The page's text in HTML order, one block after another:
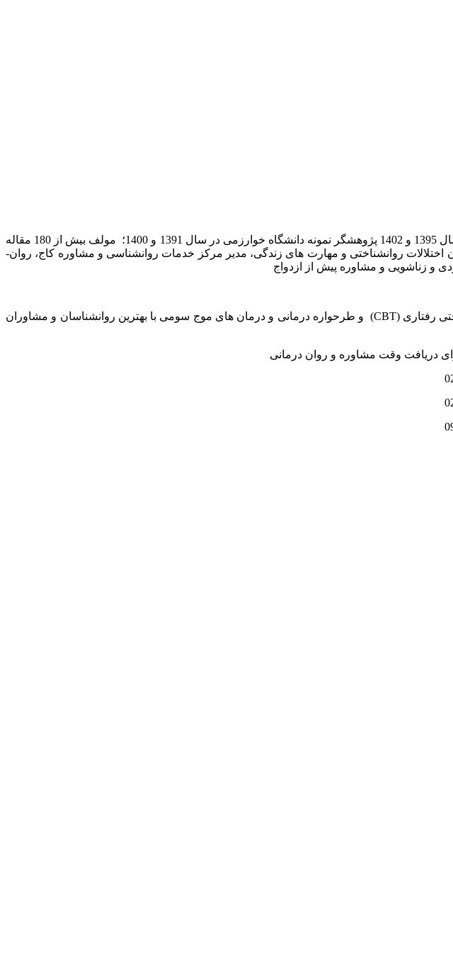
، استاد تمام روانشناسی بالینی دانشگاه خوارزمی، استاد نمونه دانشگاه خوارزمی در سال 1395 و 1402 پژوهشگر نمونه دانشگاه خوارزمی در سال 1391 و 1400؛ مولف بیش از 180 مقاله
تشخیص و درمان اختلالات روانشناختی و مهارت های زندگی، مدیر مرکز خدمات روانشناسی و مشاوره کاج، روان­
مرکز خدمات روانشناسی و مشاور کاج تخصصی‏ ترین مرکز روان درمانی و مشاوره در زمینه درمان‏های شناختی رفتاری (CBT) و طرحواره درمانی و درمان های موج سومی با بهترین روانشناسان و مشاوران
دریافت وقت مشاوره و روان درمانی